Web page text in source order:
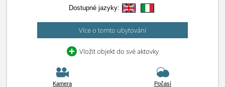
Dostupné jazyky:
Více o tomto ubytování
Vložit objekt do své aktovky
Kamera Počasí